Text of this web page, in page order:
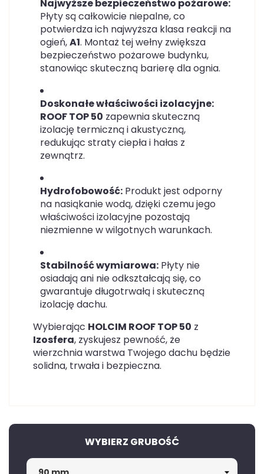
Najwyższe bezpieczeństwo pożarowe:
Płyty są całkowicie niepalne, co
potwierdza ich najwyższa klasa reakcji na
ogień,A1. Montaż tej wełny zwiększa
bezpieczeństwo pożarowe budynku,
stanowiąc skuteczną barierę dla ognia.
Doskonałe właściwości izolacyjne:
ROOF TOP 50 zapewnia skuteczną
izolację termiczną i akustyczną,
redukując straty ciepła i hałas z
zewnątrz.
Hydrofobowość: Produkt jest odporny
na nasiąkanie wodą, dzięki czemu jego
właściwości izolacyjne pozostają
niezmienne w wilgotnych warunkach.
Stabilność wymiarowa: Płyty nie
osiadają ani nie odkształcają się, co
gwarantuje długotrwałą i skuteczną
izolację dachu.
Wybierając HOLCIM ROOF TOP 50 z
Izosfera, zyskujesz pewność, że
wierzchnia warstwa Twojego dachu będzie
solidna, trwała i bezpieczna.
WYBIERZ GRUBOŚĆ